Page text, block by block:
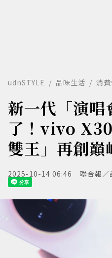
udnSTYLE 品味生活 消
新一代「演唱
了！vivo
雙王」再創巔
2025-10-14 06:46 聯合報／